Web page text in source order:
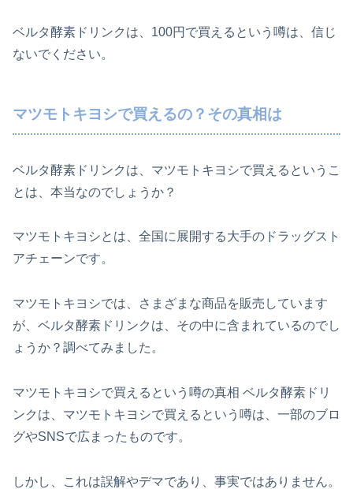
ベルタ酵素ドリンクは、100円で買えるという噂は、信じ
ないでください。
マツモトキヨシで買えるの？その真相は
ベルタ酵素ドリンクは、マツモトキヨシで買えるというこ
とは、本当なのでしょうか？
マツモトキヨシとは、全国に展開する大手のドラッグスト
アチェーンです。
マツモトキヨシでは、さまざまな商品を販売しています
が、ベルタ酵素ドリンクは、その中に含まれているのでし
ょうか？調べてみました。
マツモトキヨシで買えるという噂の真相 ベルタ酵素ドリ
ンクは、マツモトキヨシで買えるという噂は、一部のブロ
グやSNSで広まったものです。
しかし、これは誤解やデマであり、事実ではありません。